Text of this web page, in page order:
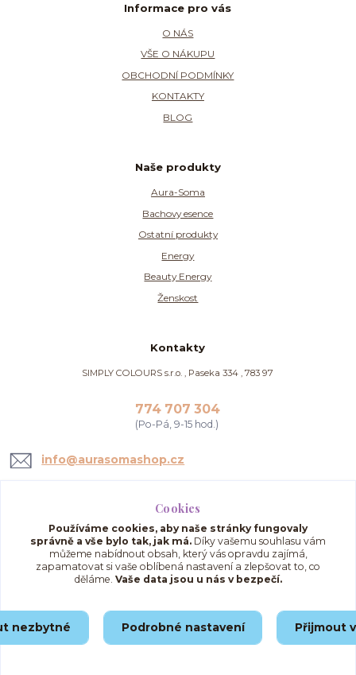
Informace pro vás
O NÁS
VŠE O NÁKUPU
OBCHODNÍ PODMÍNKY
KONTAKTY
BLOG
Naše produkty
Aura-Soma
Bachovy esence
Ostatní produkty
Energy
Beauty Energy
Ženskost
Kontakty
SIMPLY COLOURS s.r.o. , Paseka 334 , 783 97
774 707 304
(Po-Pá, 9-15 hod.)
info@aurasomashop.cz
Upravit sběr cookies.
© 2025 AuraSomaShop.cz – provozovatel Simply Colours s.r.o., IČO: 02562286, se
sídlem Paseka 334, 783 97, Česká republika.
Cookies
Používáme cookies, aby naše stránky fungovaly
správně a vše bylo tak, jak má. Díky vašemu souhlasu vám
můžeme nabídnout obsah, který vás opravdu zajímá,
zapamatovat si vaše oblíbená nastavení a zlepšovat to, co
děláme. Vaše data jsou u nás v bezpečí.
nezbytné Podrobné nastavení Přijmout